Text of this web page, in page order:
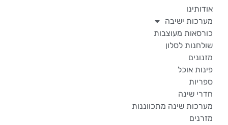
אודותינו
מערכות ישיבה
כורסאות מעוצבות
שולחנות לסלון
מזנונים
פינות אוכל
ספריות
חדרי שינה
מערכות שינה מתכווננות
מזרנים